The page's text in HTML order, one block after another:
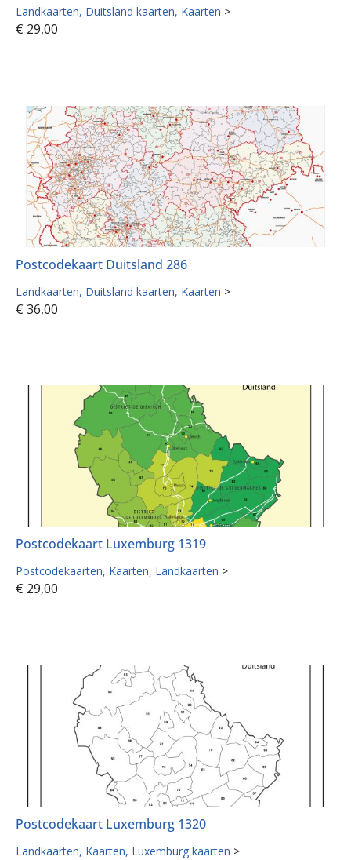
Landkaarten Duitsland kaarten Kaarten >
€ 29,00
Postcodekaart Duitsland 286
Landkaarten Duitsland kaarten Kaarten >
€ 36,00
Postcodekaart Luxemburg 1319
Postcodekaarten Kaarten Landkaarten >
€ 29,00
Postcodekaart Luxemburg 1320
Landkaarten Kaarten Luxemburg kaarten >